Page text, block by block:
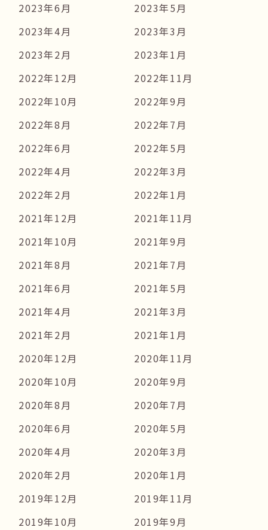
2023年6月
2023年5月
2023年4月
2023年3月
2023年2月
2023年1月
2022年12月
2022年11月
2022年10月
2022年9月
2022年8月
2022年7月
2022年6月
2022年5月
2022年4月
2022年3月
2022年2月
2022年1月
2021年12月
2021年11月
2021年10月
2021年9月
2021年8月
2021年7月
2021年6月
2021年5月
2021年4月
2021年3月
2021年2月
2021年1月
2020年12月
2020年11月
2020年10月
2020年9月
2020年8月
2020年7月
2020年6月
2020年5月
2020年4月
2020年3月
2020年2月
2020年1月
2019年12月
2019年11月
2019年10月
2019年9月